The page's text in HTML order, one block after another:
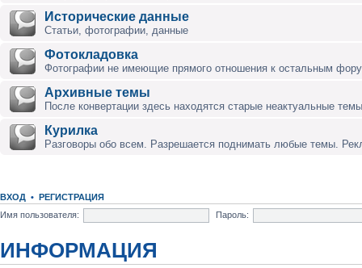
Исторические данные
Статьи, фотографии, данные
Фотокладовка
Фотографии не имеющие прямого отношения к остальным
Архивные темы
После конвертации здесь находятся старые неактуальные
Курилка
Разговоры обо всем. Разрешается поднимать любые темы.
ВХОД • РЕГИСТРАЦИЯ
Имя пользователя:
Пароль:
ИНФОРМАЦИЯ